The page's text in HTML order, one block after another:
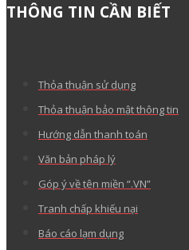
THÔNG TIN CẦN BIẾT
Thỏa thuận sử dụng
Thỏa thuận bảo mật thông tin
Hướng dẫn thanh toán
Văn bản pháp lý
Góp ý về tên miền “.VN”
Tranh chấp khiếu nại
Báo cáo lạm dụng